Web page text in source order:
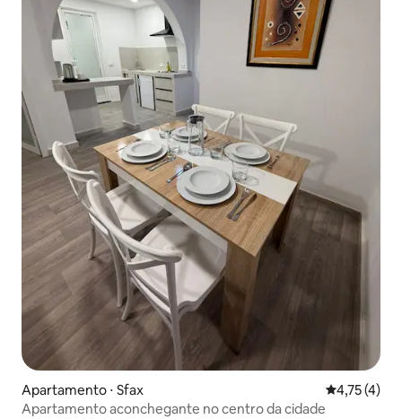
Apartamento ⋅ Sfax 4,75 de
4,75 (4)
Apartamento aconchegante no centro da cidade